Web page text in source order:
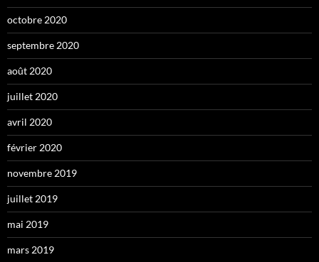
octobre 2020
septembre 2020
août 2020
juillet 2020
avril 2020
février 2020
novembre 2019
juillet 2019
mai 2019
mars 2019